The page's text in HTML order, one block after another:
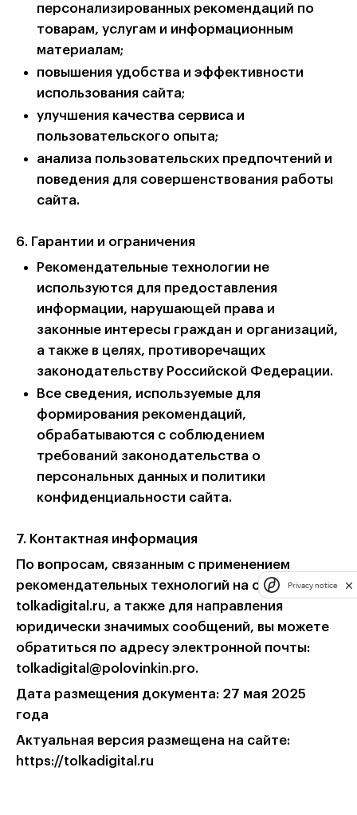
персонализированных рекомендаций по
товарам, услугам и информационным
материалам;
повышения удобства и эффективности
использования сайта;
улучшения качества сервиса и
пользовательского опыта;
анализа пользовательских предпочтений и
поведения для совершенствования работы
сайта.
6. Гарантии и ограничения
Рекомендательные технологии не
используются для предоставления
информации, нарушающей права и
законные интересы граждан и организаций,
а также в целях, противоречащих
законодательству Российской Федерации.
Все сведения, используемые для
формирования рекомендаций,
обрабатываются с соблюдением
требований законодательства о
персональных данных и политики
конфиденциальности сайта.
7. Контактная информация
По вопросам, связанным с применением
рекомендательных технологий на сайте
tolkadigital.ru, а также для направления
юридически значимых сообщений, вы можете
обратиться по адресу электронной почты:
tolkadigital@polovinkin.pro.
Дата размещения документа: 27 мая 2025
года
Актуальная версия размещена на сайте:
https://tolkadigital.ru
Privacy notice